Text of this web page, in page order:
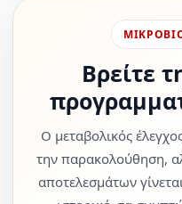
Βρείτε
Ο μεταβολικός
την παρακολούθηση,
αποτελεσμάτων